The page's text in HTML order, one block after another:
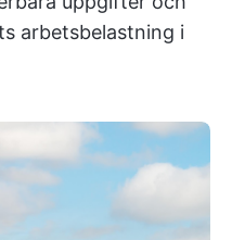
arbetsbelastning i